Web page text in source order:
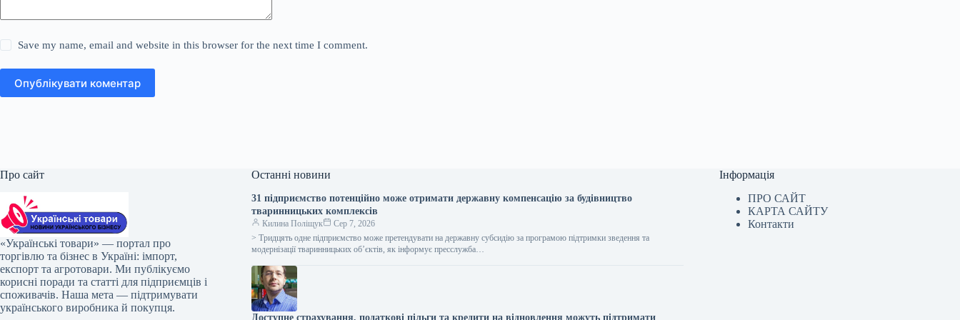
Save my name, email and website in this browser for the next time I comment.
Опублікувати коментар
Про сайт
«Українські товари» — портал про
торгівлю та бізнес в Україні: імпорт,
експорт та агротовари. Ми публікуємо
корисні поради та статті для підприємців і
споживачів. Наша мета — підтримувати
українського виробника й покупця.
Останні новини
31 підприємство потенційно може отримати державну компенсацію за будівництво
тваринницьких комплексів
Килина Поліщук
Сер 7, 2026
> Тридцять одне підприємство може претендувати на державну субсидію за програмою підтримки зведення та
модернізації тваринницьких об’єктів, як інформує пресслужба…
Доступне страхування, податкові пільги та кредити на відновлення можуть підтримати
Інформація
ПРО САЙТ
КАРТА САЙТУ
Контакти